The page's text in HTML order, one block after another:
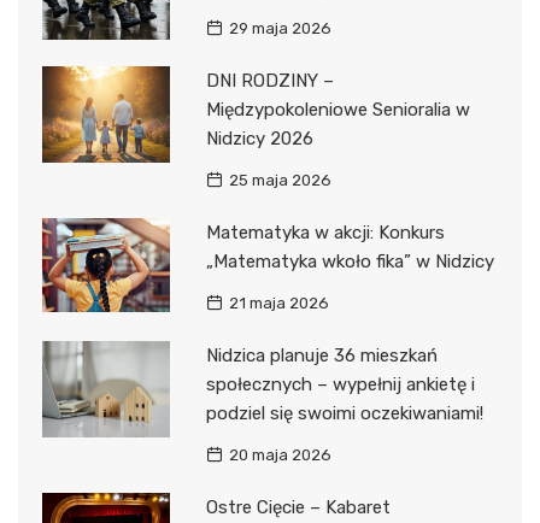
29 maja 2026
DNI RODZINY –
Międzypokoleniowe Senioralia w
Nidzicy 2026
25 maja 2026
Matematyka w akcji: Konkurs
„Matematyka wkoło fika” w Nidzicy
21 maja 2026
Nidzica planuje 36 mieszkań
społecznych – wypełnij ankietę i
podziel się swoimi oczekiwaniami!
20 maja 2026
Ostre Cięcie – Kabaret